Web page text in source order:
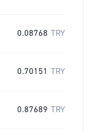
0.08768 TRY
0.70151 TRY
0.87689 TRY